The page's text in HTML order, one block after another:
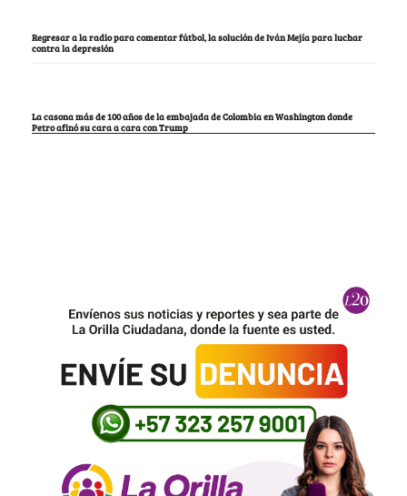
Regresar a la radio para comentar fútbol, la solución de Iván Mejía para luchar
contra la depresión
La casona más de 100 años de la embajada de Colombia en Washington donde
Petro afinó su cara a cara con Trump